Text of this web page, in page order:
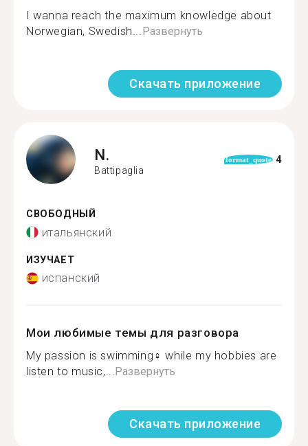
I wanna reach the maximum knowledge about
Norwegian, Swedish...Развернуть
Скачать приложение
N.
Battipaglia
format_quote 4
СВОБОДНЫЙ
итальянский
ИЗУЧАЕТ
испанский
Мои любимые темы для разговора
My passion is swimming‍♀️ while my hobbies are
listen to music,...Развернуть
Скачать приложение